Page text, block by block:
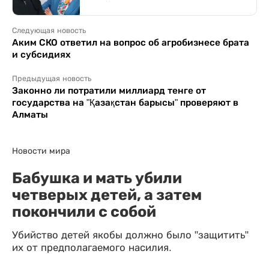
Следующая новость
Аким СКО ответил на вопрос об агробизнесе брата
и субсидиях
Предыдущая новость
Законно ли потратили миллиард тенге от
государства на "Қазақстан барысы" проверяют в
Алматы
Новости мира
Бабушка и мать убили
четверых детей, а затем
покончили с собой
Убийство детей якобы должно было "защитить"
их от предполагаемого насилия.